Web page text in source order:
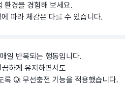
환경을 경험해 보세요.
따라 체감은 다를 수 있습니다.
일 반복되는 행동입니다.
하게 유지하면서도
록 Qi 무선충전 기능을 적용했습니다.